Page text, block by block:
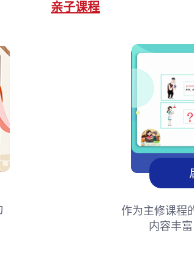
亲子课程
作为主修课程
内容丰